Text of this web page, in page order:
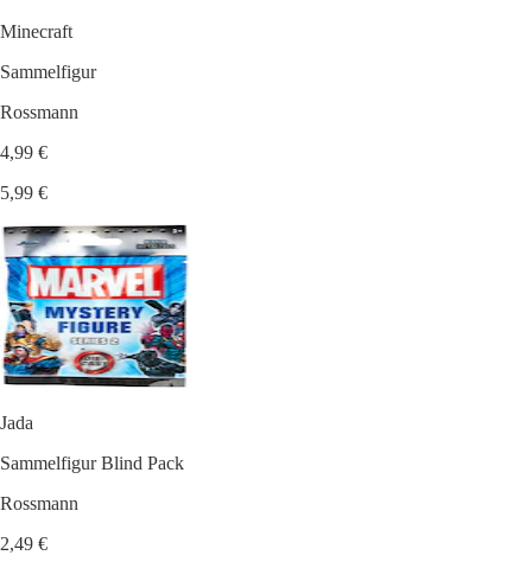
Minecraft
Sammelfigur
Rossmann
4,99 €
5,99 €
Jada
Sammelfigur Blind Pack
Rossmann
2,49 €